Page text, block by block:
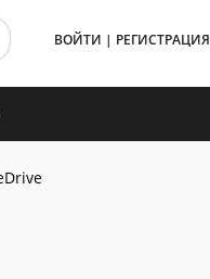
ВОЙТИ | РЕГИСТРАЦИЯ